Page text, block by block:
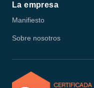
La empresa
Manifiesto
Sobre nosotros